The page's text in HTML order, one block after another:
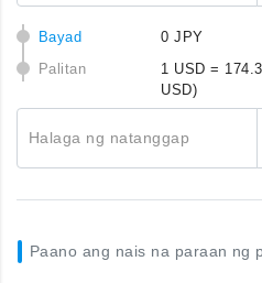
Bayad
0 JPY
Palitan
1 USD =
USD)
Halaga ng natanggap
Paano ang nais na paraan ng